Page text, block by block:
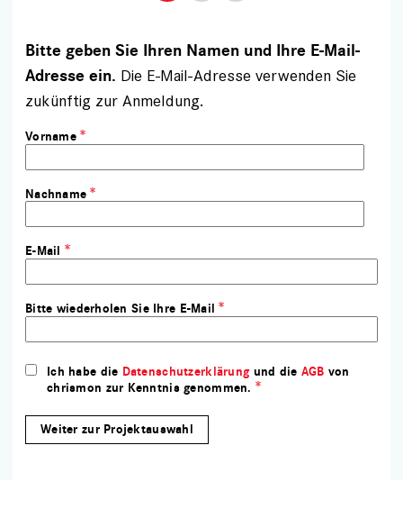
Bitte geben Sie Ihren Namen und Ihre E-Mail-
Adresse ein. Die E-Mail-Adresse verwenden Sie
zukünftig zur Anmeldung.
Vorname
Nachname
E-Mail
Bitte wiederholen Sie Ihre E-Mail
Ich habe die Datenschutzerklärungund die AGB von
chrismon zur Kenntnis genommen.